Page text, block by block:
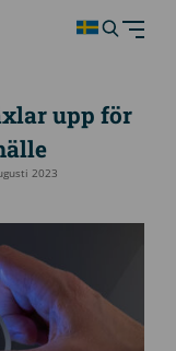
upp för
2023